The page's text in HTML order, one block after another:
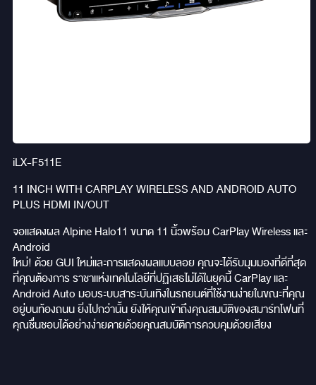
iLX-F511E
11 INCH WITH CARPLAY WIRELESS AND ANDROID AUTO
PLUS HDMI IN/OUT
จอแสดงผล Alpine Halo11 ขนาด 11 นิ้วพร้อม CarPlay Wireless และ
Android
ใหม่! ด้วย GUI ใหม่และการแสดงผลแบบลอย คุณจะได้รับมุมมองที่ดีที่สุด
ที่คุณต้องการ ราชาแห่งเทคโนโลยีที่ปฏิเสธไม่ได้ในยุคนี้ CarPlay และ
Android Auto มอบระบบสาระบันเทิงในรถยนต์ที่ใช้งานง่ายในขณะที่คุณ
อยู่บนท้องถนน ยิ่งไปกว่านั้น ยังให้คุณเข้าถึงคุณสมบัติของสมาร์ทโฟนที่
คุณชื่นชอบได้อย่างง่ายดายด้วยคุณสมบัติการควบคุมด้วยเสียง